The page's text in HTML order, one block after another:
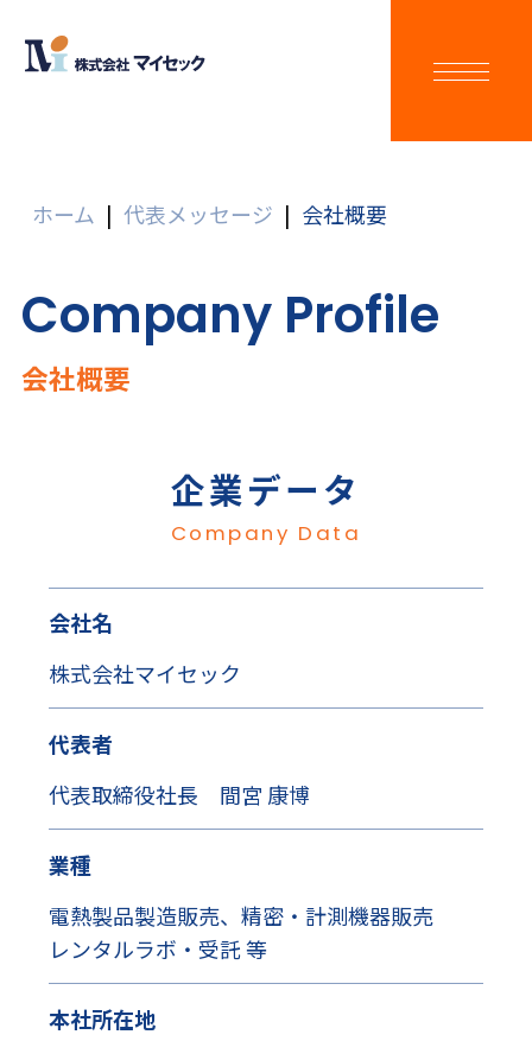
ホーム | 代表メッセージ | 会社概要
Company Profile
会社概要
企業データ
Company Data
会社名
株式会社マイセック
代表者
代表取締役社長 間宮 康博
業種
電熱製品製造販売、精密・計測機器販売
レンタルラボ・受託 等
本社所在地